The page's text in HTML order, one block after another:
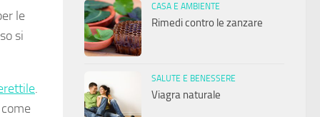
le
si
.
CASA E AMBIENTE
Rimedi contro le zanzare
SALUTE E BENESSERE
Viagra naturale